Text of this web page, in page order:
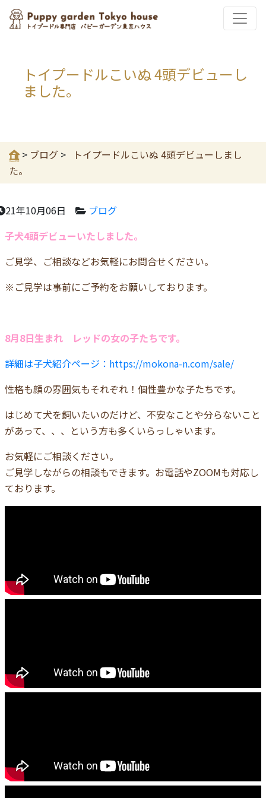
トイプードルこいぬ 4頭デビューし
ました。
> ブログ >
トイプードルこいぬ 4頭デビューしまし
た。
21年10月06日
ブログ
子犬4頭デビューいたしました。
ご見学、ご相談などお気軽にお問合せください。
※ご見学は事前にご予約をお願いしております。
8月8日生まれ レッドの女の子たちです。
詳細は子犬紹介ページ：https://mokona-n.com/sale/
性格も顔の雰囲気もそれぞれ！個性豊かな子たちです。
はじめて犬を飼いたいのだけど、不安なことや分らないこと
があって、、、という方も多くいらっしゃいます。
お気軽にご相談ください。
ご見学しながらの相談もできます。お電話やZOOMも対応し
ております。